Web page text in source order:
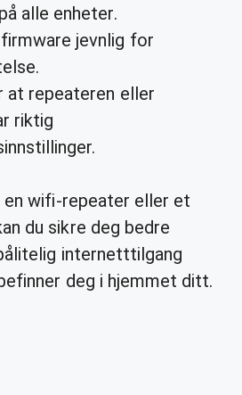
alle enheter.
jevnlig for
at repeateren eller
riktig
en wifi-repeater eller et
du sikre deg bedre
internetttilgang
deg i hjemmet ditt.